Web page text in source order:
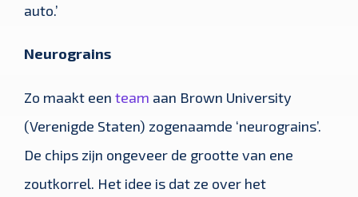
auto.’
Neurograins
Zo maakt een team aan Brown University
(Verenigde Staten) zogenaamde ‘neurograins’.
De chips zijn ongeveer de grootte van ene
zoutkorrel. Het idee is dat ze over het